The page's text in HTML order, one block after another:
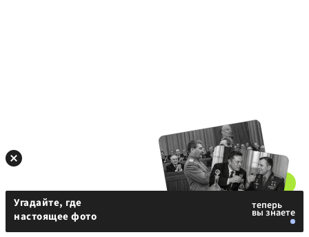
Угадайте, где
настоящее фото